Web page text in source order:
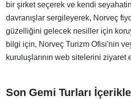
bir şirket seçerek ve kendi
davranışlar sergileyerek, Norveç
güzelliğini gelecek nesiller için
bilgi için, Norveç Turizm Ofisi'nin
kuruluşlarının web sitelerini ziyaret
Son Gemi Turları